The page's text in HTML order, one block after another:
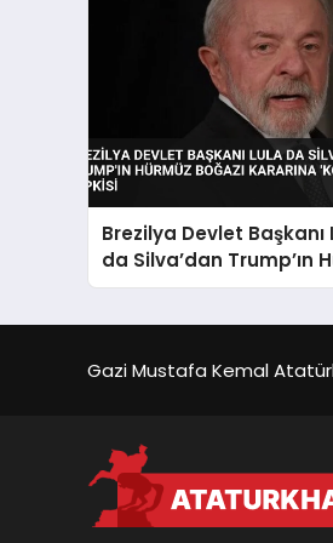
Brezilya Devlet Başkanı
da Silva’dan Trump’ın
Boğazı Kararına
Gazi Mustafa Kemal